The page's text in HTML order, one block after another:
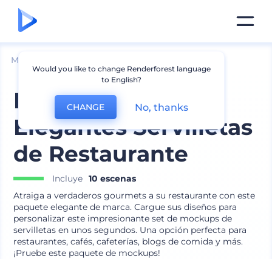
Mockups
Paquete de
Elegantes Servilletas
de Restaurante
Incluye 10 escenas
Atraiga a verdaderos gourmets a su restaurante con este
paquete elegante de marca. Cargue sus diseños para
personalizar este impresionante set de mockups de
servilletas en unos segundos. Una opción perfecta para
restaurantes, cafés, cafeterías, blogs de comida y más.
¡Pruebe este paquete de mockups!
Would you like to change Renderforest language
to English?
CHANGE No, thanks